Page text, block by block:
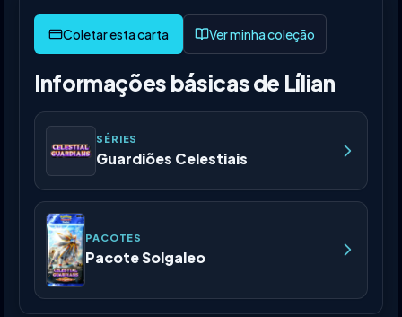
Ver minha coleção
Informações básicas de Lílian
SÉRIES
Guardiões Celestiais
PACOTES
Pacote Solgaleo